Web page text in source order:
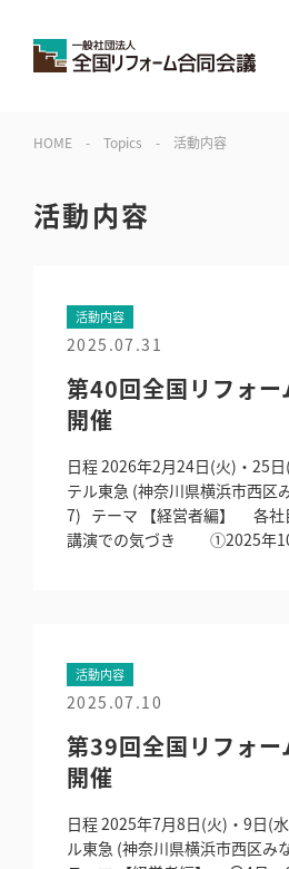
HOME - Topics - 活動内容
活動内容
活動内容
2025.07.31
第40回全国リフォー
開催
日程 2026年2月24日(火)・25
テル東急 (神奈川県横浜市西区
7) テーマ 【経営者編】 各社
講演での気づき ①2025年
活動内容
2025.07.10
第39回全国リフォー
開催
日程 2025年7月8日(火)・9日(
ル東急 (神奈川県横浜市西区み